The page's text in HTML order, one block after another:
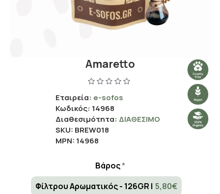
Amaretto
Εταιρεία: e-sofos
Κωδικός: 14968
Διαθεσιμότητα: ΔΙΑΘΈΣΙΜΟ
SKU: BREW018
MPN: 14968
Βάρος
Φίλτρου Αρωματικός - 126GR | 5,80€